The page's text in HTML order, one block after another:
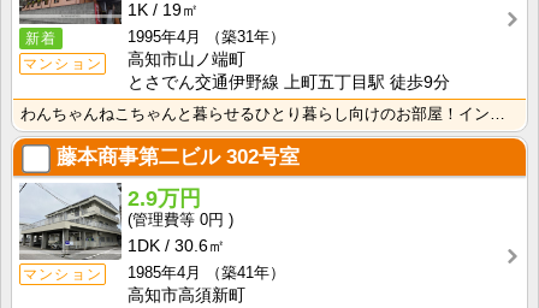
新着
マンション
1K
19㎡
1995年4月
（築31年）
高知市山ノ端町
とさでん交通伊野線 上町五丁目駅 徒歩9分
わんちゃんねこちゃんと暮らせるひとり暮らし向けのお部屋！インターネット月額接続使用無料なので、月々の･･･
藤本商事第二ビル302号室
マンション
2.9万円
0円
1DK
30.6㎡
1985年4月
（築41年）
高知市高須新町